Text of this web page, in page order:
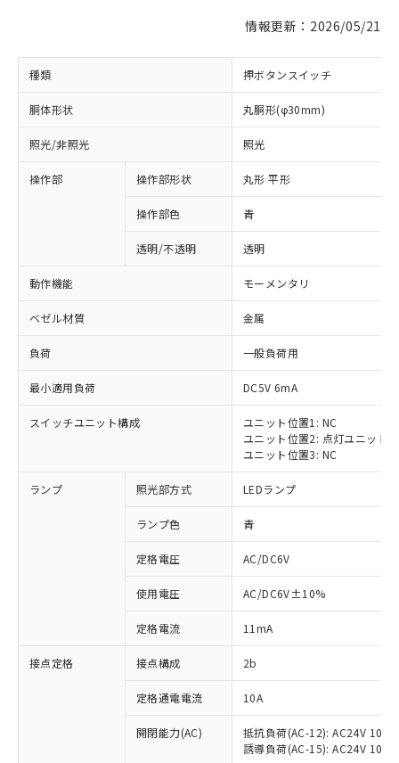
情報更新：2026/05/21
種類 押ボタンスイッチ
胴体形状 丸胴形(φ30mm)
照光/非照光 照光
操作部 操作部形状 丸形 平形
操作部色 青
透明/不透明 透明
動作機能 モーメンタリ
ベゼル材質 金属
負荷 一般負荷用
最小適用負荷 DC5V 6mA
スイッチユニット構成
ユニット位置1: NC
ユニット位置2: 点灯ユニット
ユニット位置3: NC
ランプ 照光部方式 LEDランプ
ランプ色 青
定格電圧 AC/DC6V
使用電圧 AC/DC6V±10%
定格電流 11mA
接点定格 接点構成 2b
定格通電電流 10A
開閉能力(AC)
抵抗負荷(AC-12): AC24V 10A/
誘導負荷(AC-15): AC24V
ご利用条件
以下の条件をお読みいただき、同意のうえ
ご利用ください。
本サービスは、当社制御機器事業取扱
商品の当社在庫状況および標準価格
(税抜)を提供させていただくもので
当社制御機器事業取扱商品の中には、
対応済み：EU RoHS指令（10物質）の
非含有に対応した製品が提供可能な商品で
対応予定：EU RoHS指令（10物質）の非含
有に対応した製品に切り替える予定のある
対応予定なし：EU RoHS指令（10物質）の
非含有に非対応の商品で、対応品を出す予
調査・確認中：EU RoHS指令（10物質）の
非含有の対応状況を調査中または確認中の
非該当品：ライセンス料など無形物で、有
害物質有無と関係のない商品です。
仕入先様の事情により、非含有部品として
「○」：最大均質材料含有率が中国RoHSの
基準値以下であることを示します。
「×」：最大均質材料含有率が中国RoHSの